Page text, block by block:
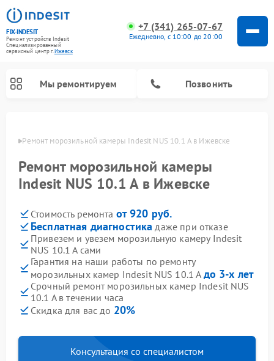
FIX-INDESIT
Ремонт устройств Indesit
Специализированный
cервисный центр г.Ижевск
+7 (341) 265-07-67
Ежедневно, с 10:00 до 20:00
Мы ремонтируем Позвонить
Ремонт морозильной камеры Indesit NUS 10.1 A в Ижевске
Ремонт морозильной камеры
Indesit NUS 10.1 A в Ижевске
Стоимость ремонта от 920 руб.
Бесплатная диагностика даже при отказе
Привезем и увезем морозильную камеру Indesit
NUS 10.1 A сами
Гарантия на наши работы по ремонту
морозильных камер Indesit NUS 10.1 A до 3-х лет
Срочный ремонт морозильных камер Indesit NUS
10.1 A в течении часа
Скидка для вас до 20%
Консультация со специалистом